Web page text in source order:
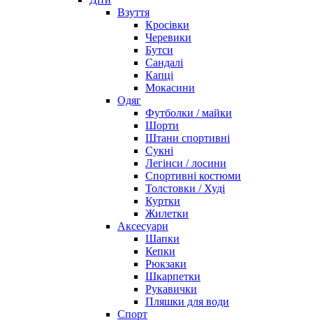
Взуття
Кросівки
Черевики
Бутси
Сандалі
Капці
Мокасини
Одяг
Футболки / майки
Шорти
Штани спортивні
Сукні
Легінси / лосини
Спортивні костюми
Толстовки / Худі
Куртки
Жилетки
Аксесуари
Шапки
Кепки
Рюкзаки
Шкарпетки
Рукавички
Пляшки для води
Спорт